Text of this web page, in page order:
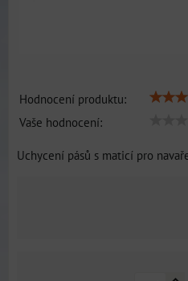
Hodnocení produktu:
Vaše hodnocení:
Uchycení pásů s maticí pro